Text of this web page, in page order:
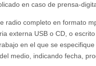
en caso de prensa-
radio completo en formato
externa USB o CD, o
en el que se
medio, indicando fecha,